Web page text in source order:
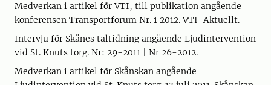
Medverkan i artikel för VTI, till publikation angående
konferensen Transportforum Nr. 1 2012. VTI-Aktuellt.
Intervju för Skånes taltidning angående Ljudintervention
vid St. Knuts torg. Nr: 29-2011 | Nr 26-2012.
Medverkan i artikel för Skånskan angående